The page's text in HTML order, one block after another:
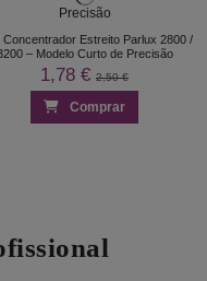
Concentrador Estreito Parlux 2800 /
– Modelo Curto de Precisão
1,78 € 2,50 €
Comprar